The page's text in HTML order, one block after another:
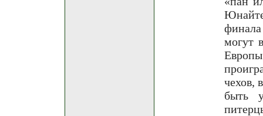
могут
чехов,
быть